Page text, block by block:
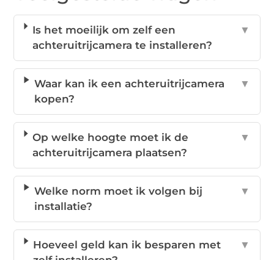
Is het moeilijk om zelf een
achteruitrijcamera te installeren?
▼
Waar kan ik een achteruitrijcamera
kopen?
▼
Op welke hoogte moet ik de
achteruitrijcamera plaatsen?
▼
Welke norm moet ik volgen bij
installatie?
▼
Hoeveel geld kan ik besparen met
▼